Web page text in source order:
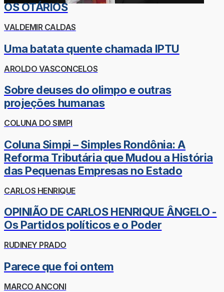
OS OTÁRIOS
VALDEMIR CALDAS
Uma batata quente chamada IPTU
AROLDO VASCONCELOS
Sobre deuses do olimpo e outras
projeções humanas
COLUNA DO SIMPI
Coluna Simpi – Simples Rondônia: A
Reforma Tributária que Mudou a História
das Pequenas Empresas no Estado
CARLOS HENRIQUE
OPINIÃO DE CARLOS HENRIQUE ÂNGELO -
Os Partidos políticos e o Poder
RUDINEY PRADO
Parece que foi ontem
MARCO ANCONI